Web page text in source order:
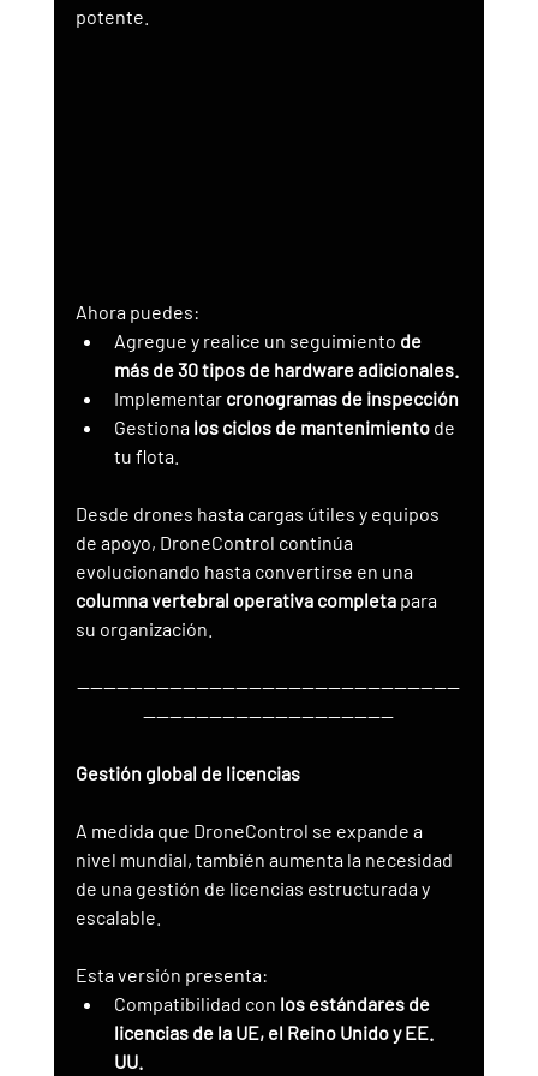
potente.
Ahora puedes:
Agregue y realice un seguimiento de
más de 30 tipos de hardware adicionales.
Implementar cronogramas de inspección
Gestiona los ciclos de mantenimiento de
tu flota.
Desde drones hasta cargas útiles y equipos
de apoyo, DroneControl continúa
evolucionando hasta convertirse en una
columna vertebral operativa completa para
su organización.
----------------------------------------------------------
--------------------------------------
Gestión global de licencias
A medida que DroneControl se expande a
nivel mundial, también aumenta la necesidad
de una gestión de licencias estructurada y
escalable.
Esta versión presenta:
Compatibilidad con los estándares de
licencias de la UE, el Reino Unido y EE.
UU.